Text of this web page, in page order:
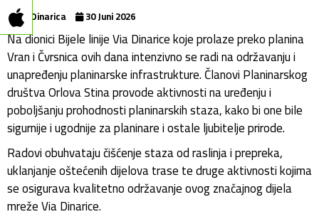
ViaDinarica 30 Juni 2026
Na dionici Bijele linije Via Dinarice koje prolaze preko planina
Vran i Čvrsnica ovih dana intenzivno se radi na održavanju i
unapređenju planinarske infrastrukture. Članovi Planinarskog
društva Orlova Stina provode aktivnosti na uređenju i
poboljšanju prohodnosti planinarskih staza, kako bi one bile
sigurnije i ugodnije za planinare i ostale ljubitelje prirode.
Radovi obuhvataju čišćenje staza od raslinja i prepreka,
uklanjanje oštećenih dijelova trase te druge aktivnosti kojima
se osigurava kvalitetno održavanje ovog značajnog dijela
mreže Via Dinarice.